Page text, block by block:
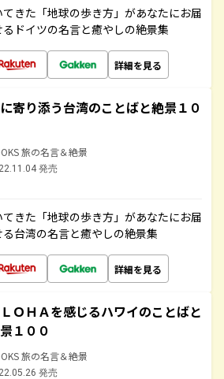
きた「地球の歩き方」があなたにお届
ドイツの名言と癒やしの絶景集
詳細を見る
寄り添う台湾のことばと絶景１０
旅の名言＆絶景
発売
きた「地球の歩き方」があなたにお届
台湾の名言と癒やしの絶景集
詳細を見る
ＯＨＡを感じるハワイのことばと
１００
旅の名言＆絶景
発売